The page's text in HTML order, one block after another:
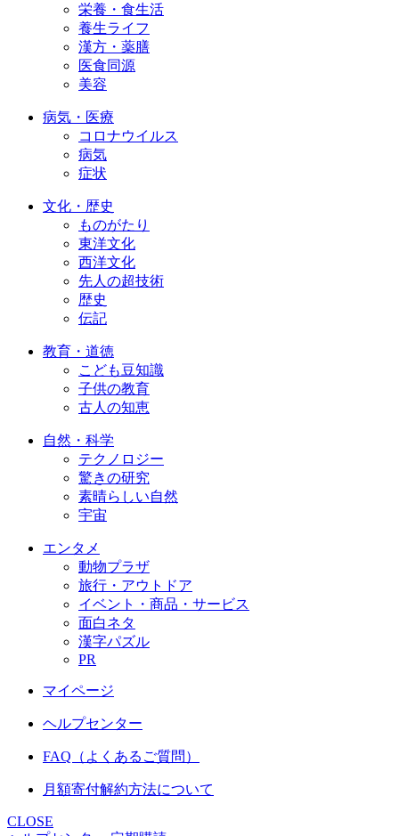
栄養・食生活
養生ライフ
漢方・薬膳
医食同源
美容
病気・医療
コロナウイルス
病気
症状
文化・歴史
ものがたり
東洋文化
西洋文化
先人の超技術
歴史
伝記
教育・道徳
こども豆知識
子供の教育
古人の知恵
自然・科学
テクノロジー
驚きの研究
素晴らしい自然
宇宙
エンタメ
動物プラザ
旅行・アウトドア
イベント・商品・サービス
面白ネタ
漢字パズル
PR
マイページ
ヘルプセンター
FAQ（よくあるご質問）
月額寄付解約方法について
CLOSE